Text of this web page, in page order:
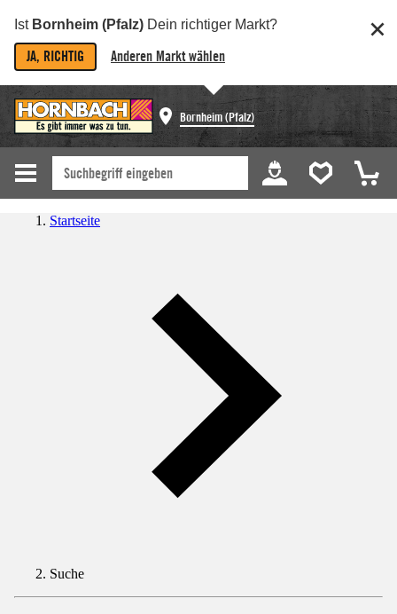
Ist Bornheim (Pfalz) Dein richtiger Markt?
JA, RICHTIG Anderen Markt wählen
Bornheim (Pfalz)
Startseite
Suche